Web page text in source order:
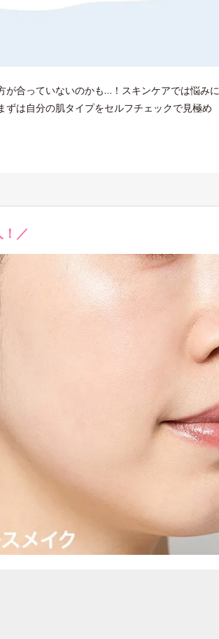
が合っていないのかも…！スキンケアでは悩みに
は自分の肌タイプをセルフチェックで見極め
／